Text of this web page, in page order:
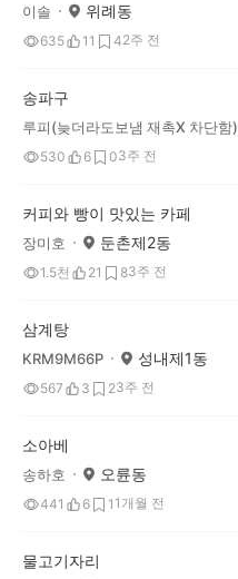
이솔 위례동
635 11 42주 전
송파구
루피(늦더라도보냄 재촉X 차단함)
530 6 03주 전
커피와 빵이 맛있는 카페
장미호 둔촌제2동
1.5천 21 83주 전
삼계탕
KRM9M66P 성내제1동
567 3 23주 전
소아베
송하호 오륜동
441 6 1 1개월 전
물고기자리